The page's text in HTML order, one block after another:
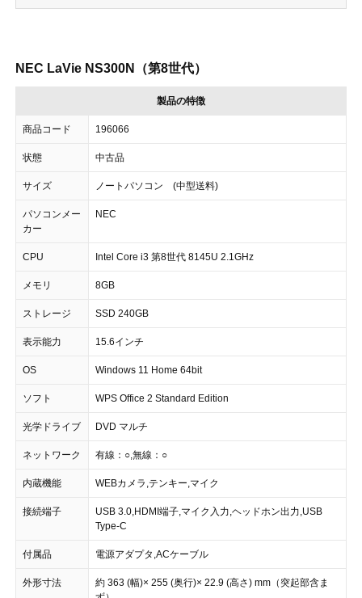
NEC LaVie NS300N（第8世代）
製品の特徴
商品コード 196066
状態 中古品
サイズ ノートパソコン (中型送料)
パソコンメー
カー
NEC
CPU Intel Core i3 第8世代 8145U 2.1GHz
メモリ 8GB
ストレージ SSD 240GB
表示能力 15.6インチ
OS Windows 11 Home 64bit
ソフト WPS Office 2 Standard Edition
光学ドライブ DVD マルチ
ネットワーク 有線：○,無線：○
内蔵機能 WEBカメラ,テンキー,マイク
接続端子
USB 3.0,HDMI端子,マイク入力,ヘッドホン出力,USB
Type-C
付属品 電源アダプタ,ACケーブル
外形寸法
約 363 (幅)× 255 (奥行)× 22.9 (高さ) mm（突起部含ま